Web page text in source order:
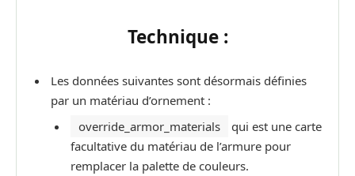
Technique :
Les données suivantes sont désormais définies
par un matériau d’ornement :
override_armor_materials
qui est une carte
facultative du matériau de l’armure pour
remplacer la palette de couleurs.